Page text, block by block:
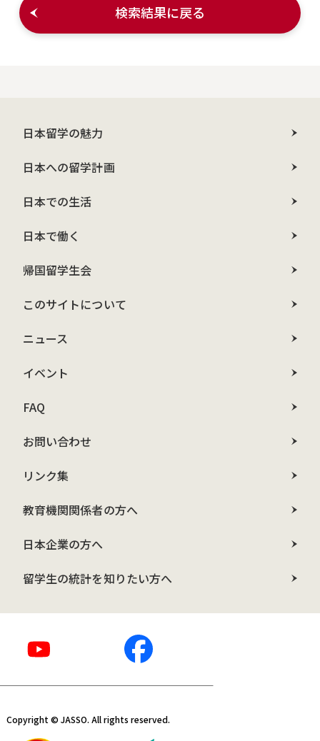
検索結果に戻る
日本留学の魅力
日本への留学計画
日本での生活
日本で働く
帰国留学生会
このサイトについて
ニュース
イベント
FAQ
お問い合わせ
リンク集
教育機関関係者の方へ
日本企業の方へ
留学生の統計を知りたい方へ
Copyright © JASSO. All rights reserved.